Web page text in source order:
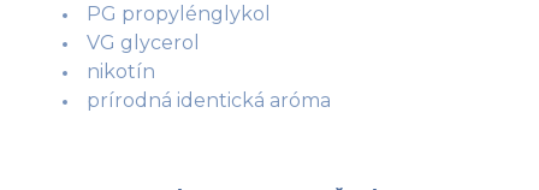
PG propylénglykol
VG glycerol
nikotín
prírodná identická aróma